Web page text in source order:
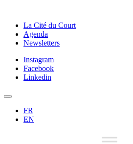
La Cité du Court
Agenda
Newsletters
Instagram
Facebook
Linkedin
FR
EN